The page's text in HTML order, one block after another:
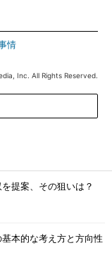
情
Inc. All Rights Reserved.
を提案、その狙いは？
本的な考え方と方向性